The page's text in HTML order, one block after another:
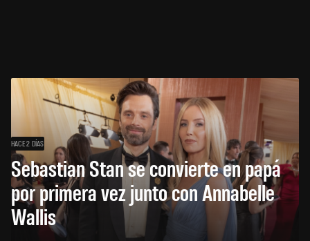
HACE 2 DÍAS
Sebastian Stan se convierte en papá
por primera vez junto con Annabelle
Wallis